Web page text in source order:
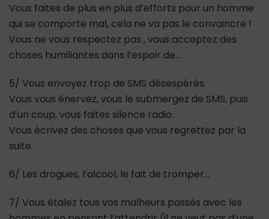
Vous faites de plus en plus d’efforts pour un homme
qui se comporte mal, cela ne va pas le convaincre !
Vous ne vous respectez pas , vous acceptez des
choses humiliantes dans l’espoir de…
5/ Vous envoyez trop de SMS désespérés.
Vous vous énervez, vous le submergez de SMS, puis
d’un coup, vous faites silence radio.
Vous écrivez des choses que vous regrettez par la
suite.
6/ Les drogues, l’alcool, le fait de tromper…
7/ Vous étalez tous vos malheurs passés avec les